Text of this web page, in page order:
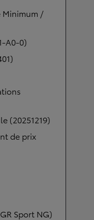
Minimum /
A0-0)
(20251219)
de prix
Sport NG)